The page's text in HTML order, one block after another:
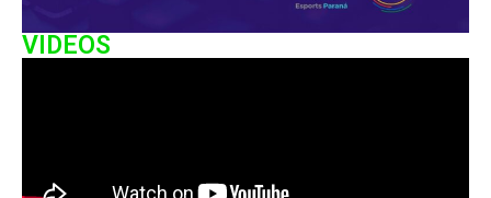
VIDEOS